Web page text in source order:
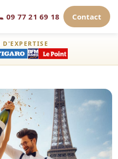
09 77 21 69 18 Contact